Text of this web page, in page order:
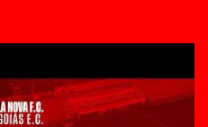
não conta com nenhum "fora de
se ter uma idéia, o craque do time
isso deveria ser suficiente,